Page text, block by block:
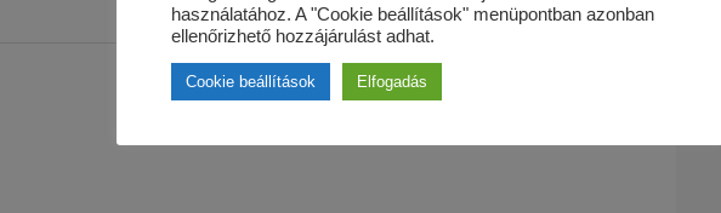
használatához. A "Cookie beállítások" menüpontban azonban
ellenőrizhető hozzájárulást adhat.
Cookie beállítások Elfogadás